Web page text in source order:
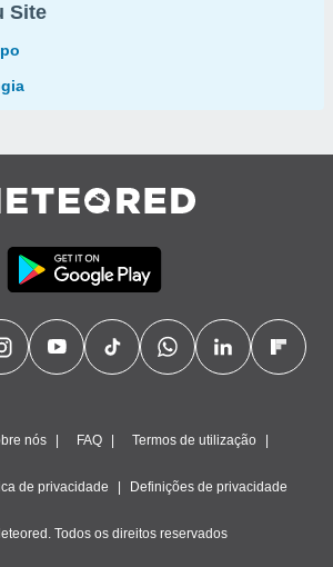
Site
nós FAQ Termos de utilização
de privacidade Definições de privacidade
Todos os direitos reservados